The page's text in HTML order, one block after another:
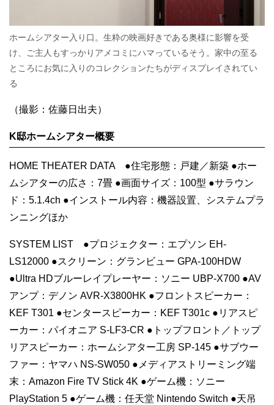
ホームシアター入り口。生粋の映画好きである奥様に影響を受
け、ご主人もすっかりアメコミにハマっているそう。家中の至る
ところにお気に入りのコレクションたちがディスプレイされてい
る
（撮影：佐藤日出夫）
K邸ホームシアター概要
HOME THEATER DATA ●住宅形態：戸建／新築 ●ホー
ムシアターの広さ：7畳 ●画面サイズ：100型 ●サラウン
ド：5.1.4ch ●インストール内容：機器設置、システムプラ
ンニングほか
SYSTEM LIST ●プロジェクター：エプソン EH-
LS12000 ●スクリーン：グランビュー GPA-100HDW
●Ultra HDブルーレイプレーヤー：ソニー UBP-X700 ●AV
アンプ：デノン AVR-X3800HK ●フロントスピーカー：
KEF T301 ●センタースピーカー：KEF T301c ●リアスピ
ーカー：パイオニア S-LF3-CR ●トップフロント／トップ
リアスピーカー：ホームシアター工房 SP-145 ●サブウー
ファー：ヤマハ NS-SW050 ●メディアストリーミング端
末：Amazon Fire TV Stick 4K ●ゲーム機：ソニー
PlayStation 5 ●ゲーム機：任天堂 Nintendo Switch ●天吊